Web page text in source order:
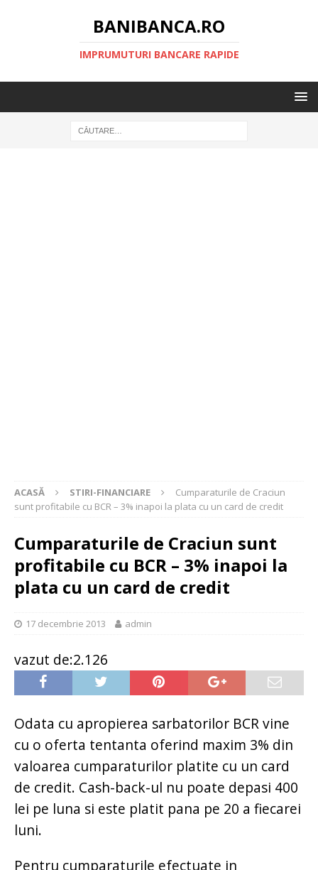
BANIBANCA.RO
IMPRUMUTURI BANCARE RAPIDE
ACASĂ STIRI-FINANCIARE
Cumparaturile de Craciun
sunt profitabile cu BCR – 3% inapoi la plata cu un card de credit
Cumparaturile de Craciun sunt
profitabile cu BCR – 3% inapoi la
plata cu un card de credit
17 decembrie 2013 admin
vazut de:2.126
Odata cu apropierea sarbatorilor BCR vine
cu o oferta tentanta oferind maxim 3% din
valoarea cumparaturilor platite cu un card
de credit. Cash-back-ul nu poate depasi 400
lei pe luna si este platit pana pe 20 a fiecarei
luni.
Pentru cumparaturile efectuate in